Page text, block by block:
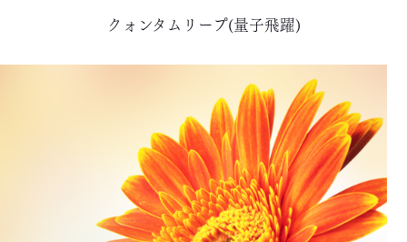
クォンタムリープ(量子飛躍)